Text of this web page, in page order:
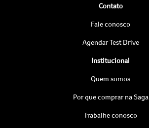
Contato
Fale conosco
Agendar Test Drive
Institucional
Quem somos
Por que comprar na Saga
Trabalhe conosco